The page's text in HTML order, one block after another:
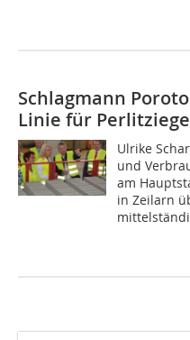
Schlagmann
Linie für
Ulrike
und
am
in Zeilarn